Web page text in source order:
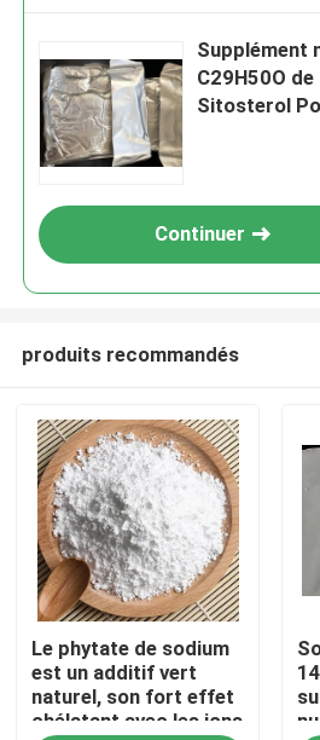
Maison
Produits
Vidéos
Supplément
C29H50O
Sitosterol
Continuer
produits recommandés
Le phytate de sodium
est un additif vert
naturel, son fort effet
chélatant avec les ions